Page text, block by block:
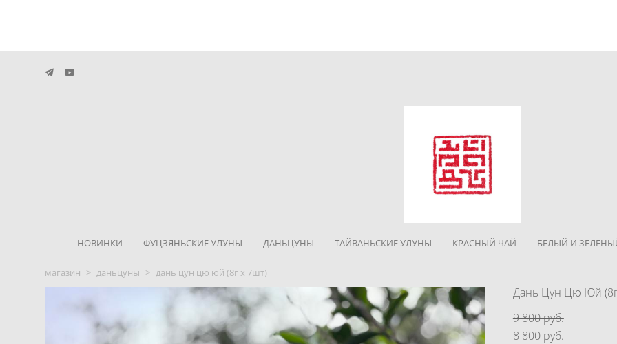
НОВИНКИ ФУЦЗЯНЬСКИЕ УЛУНЫ ДАНЬЦУНЫ ТАЙВАНЬСКИЕ УЛУНЫ КРАСНЫЙ ЧАЙ БЕЛЫЙ И
магазин > даньцуны > дань цун цю юй (8г х 7шт)
Дань Цун Цю Юй
9 800 pуб.
8 800 pуб.